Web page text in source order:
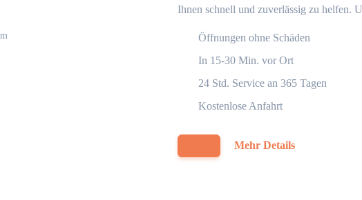
Ihnen schnell und zuverlässig zu helfen.
Öffnungen ohne Schäden
In 15-30 Min. vor Ort
24 Std. Service an 365 Tagen
Kostenlose Anfahrt
Mehr Details